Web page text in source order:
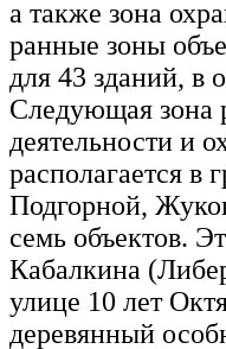
а также зона
ранные зоны
для 43 зданий, в
Следующая зона
деятельности и
располагается в
Подгорной,
семь объектов.
Кабалкина
улице 10 лет
деревянный